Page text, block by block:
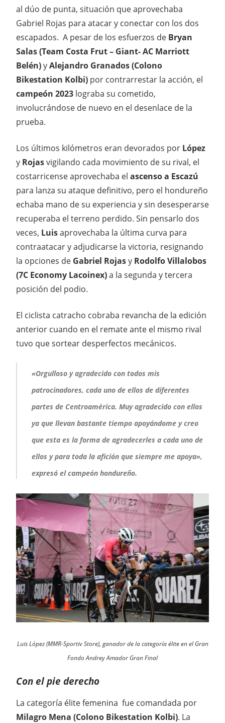
al dúo de punta, situación que aprovechaba
Gabriel Rojas para atacar y conectar con los dos
escapados. A pesar de los esfuerzos de Bryan
Salas (Team Costa Frut – Giant- AC Marriott
Belén)yAlejandro Granados (Colono
Bikestation Kolbi) por contrarrestar la acción, el
campeón 2023 lograba su cometido,
involucrándose de nuevo en el desenlace de la
prueba.
Los últimos kilómetros eran devorados por López
y Rojasvigilando cada movimiento de su rival, el
costarricense aprovechaba el ascenso a Escazú
para lanza su ataque definitivo, pero el hondureño
echaba mano de su experiencia y sin desesperarse
recuperaba el terreno perdido. Sin pensarlo dos
veces, Luisaprovechaba la última curva para
contraatacar y adjudicarse la victoria, resignando
la opciones de Gabriel Rojasy Rodolfo Villalobos
(7C Economy Lacoinex)a la segunda y tercera
posición del podio.
El ciclista catracho cobraba revancha de la edición
anterior cuando en el remate ante el mismo rival
tuvo que sortear desperfectos mecánicos.
«Orgulloso y agradecido con todos mis
patrocinadores, cada uno de ellos de diferentes
partes de Centroamérica. Muy agradecido con ellos
ya que llevan bastante tiempo apoyándome y creo
que esta es la forma de agradecerles a cada uno de
ellos y para toda la afición que siempre me apoya»,
expresó el campeón hondureño.
Luis López (MMR-Sportiv Store), ganador de la categoría élite en el Gran
Fondo Andrey Amador Gran Final
Con el pie derecho
La categoría élite femenina fue comandada por
Milagro Mena (Colono Bikestation Kolbi). La